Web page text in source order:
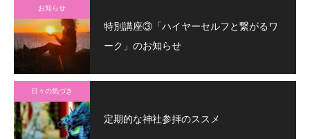
お知らせ
特別講座③「ハイヤーセルフと繋がるワ
ーク」のお知らせ
日々の気づき
定期的な神社参拝のススメ